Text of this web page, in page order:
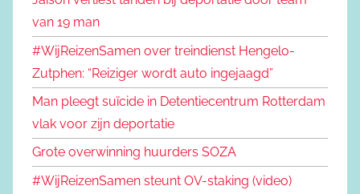
van 19 man
#WijReizenSamen over treindienst Hengelo-
Zutphen: “Reiziger wordt auto ingejaagd”
Man pleegt suïcide in Detentiecentrum Rotterdam
vlak voor zijn deportatie
Grote overwinning huurders SOZA
#WijReizenSamen steunt OV-staking (video)